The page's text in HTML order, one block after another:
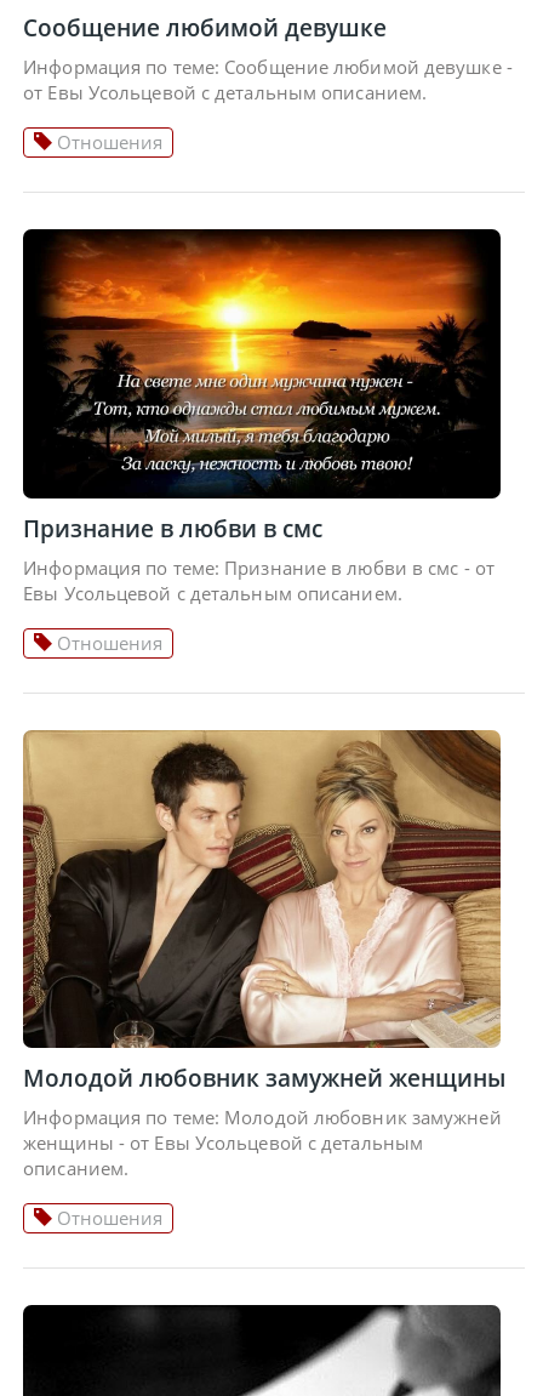
Сообщение любимой девушке
Информация по теме: Сообщение любимой девушке -
от Евы Усольцевой с детальным описанием.
Отношения
Признание в любви в смс
Информация по теме: Признание в любви в смс - от
Евы Усольцевой с детальным описанием.
Отношения
Молодой любовник замужней женщины
Информация по теме: Молодой любовник замужней
женщины - от Евы Усольцевой с детальным
описанием.
Отношения